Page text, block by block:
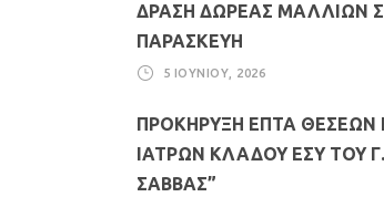
ΔΡΑΣΗ ΔΩΡΕΑΣ ΜΑΛΛΙΩΝ
ΠΑΡΑΣΚΕΥΗ
5 ΙΟΥΝΊΟΥ, 2026
ΠΡΟΚΗΡΥΞΗ ΕΠΤΑ ΘΕΣΕΩΝ
ΙΑΤΡΩΝ ΚΛΑΔΟΥ ΕΣΥ ΤΟΥ
ΣΑΒΒΑΣ”